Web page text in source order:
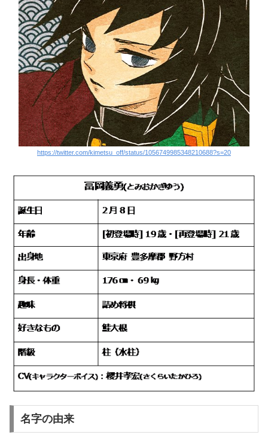
https://twitter.com/kimetsu_off/status/1056749985348210688?s=20
名字の由来